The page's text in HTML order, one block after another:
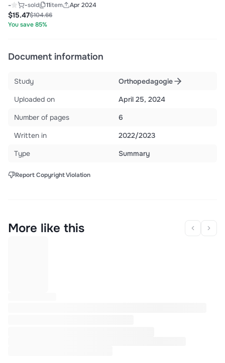
- -sold 11item
Apr 2024
$104.66
$15.47
You save 85%
Document information
Study
Orthopedagogie
Uploaded on
April 25, 2024
Number of pages
6
Written in
2022/2023
Type
Summary
Report Copyright Violation
More like this